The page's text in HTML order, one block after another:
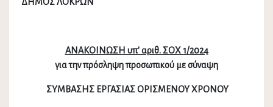
ΔΗΜΟΣ ΛΟΚΡΩΝ
ΑΝΑΚΟΙΝΩΣΗ υπ' αριθ. ΣΟΧ 1/2024
για την πρόσληψη προσωπικού με σύναψη
ΣΥΜΒΑΣΗΣ ΕΡΓΑΣΙΑΣ ΟΡΙΣΜΕΝΟΥ ΧΡΟΝΟΥ